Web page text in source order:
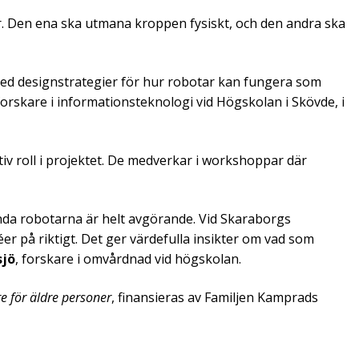
ena ska utmana kroppen fysiskt, och den andra ska
designstrategier för hur robotar kan fungera som
i informationsteknologi vid Högskolan i Skövde, i
roll i projektet. De medverkar i workshoppar där
robotarna är helt avgörande. Vid Skaraborgs
på riktigt. Det ger värdefulla insikter om vad som
, forskare i omvårdnad vid högskolan.
för äldre personer, finansieras av Familjen Kamprads